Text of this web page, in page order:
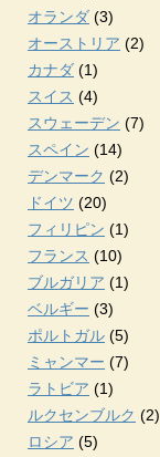
オランダ (3)
オーストリア (2)
カナダ (1)
スイス (4)
スウェーデン (7)
スペイン (14)
デンマーク (2)
ドイツ (20)
フィリピン (1)
フランス (10)
ブルガリア (1)
ベルギー (3)
ポルトガル (5)
ミャンマー (7)
ラトビア (1)
ルクセンブルク (2)
ロシア (5)